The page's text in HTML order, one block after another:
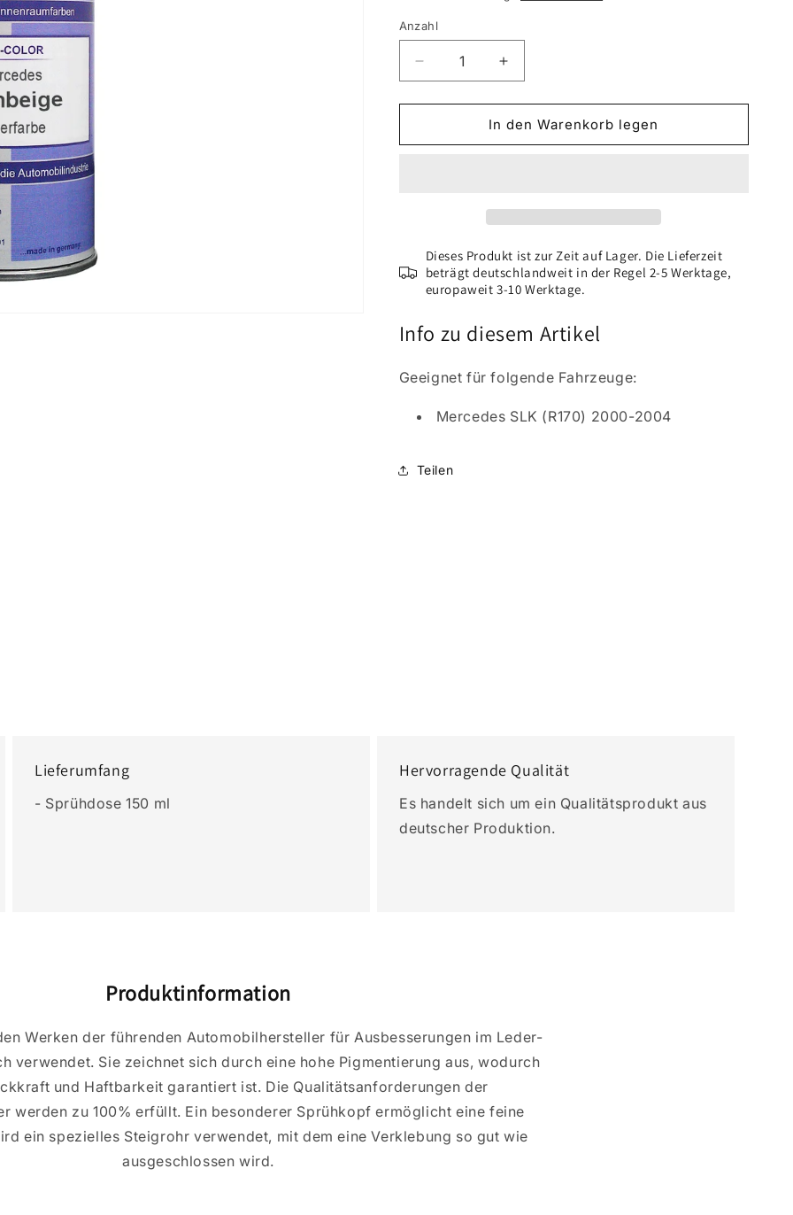
Anzahl
Verringere
die
Menge
VLC-
ml)
Mercedes
Siambeige
Erhöhe
die
Menge
für
VLC-
ml)
Mercedes
Siambeige
In den Warenkorb legen
Dieses Produkt ist zur Zeit auf Lager. Die Lieferzeit
beträgt deutschlandweit in der Regel 2-5 Werktage,
europaweit 3-10 Werktage.
Info zu diesem Artikel
Geeignet für folgende Fahrzeuge:
Mercedes SLK (R170) 2000-2004
Teilen
Lieferumfang
- Sprühdose 150 ml
Hervorragende Qualität
Es handelt sich um ein Qualitätsprodukt aus
deutscher Produktion.
Produktinformation
Werken der führenden Automobilhersteller für Ausbesserungen im Leder-
verwendet. Sie zeichnet sich durch eine hohe Pigmentierung aus, wodurch
und Haftbarkeit garantiert ist. Die Qualitätsanforderungen der
werden zu 100% erfüllt. Ein besonderer Sprühkopf ermöglicht eine feine
ein spezielles Steigrohr verwendet, mit dem eine Verklebung so gut wie
ausgeschlossen wird.